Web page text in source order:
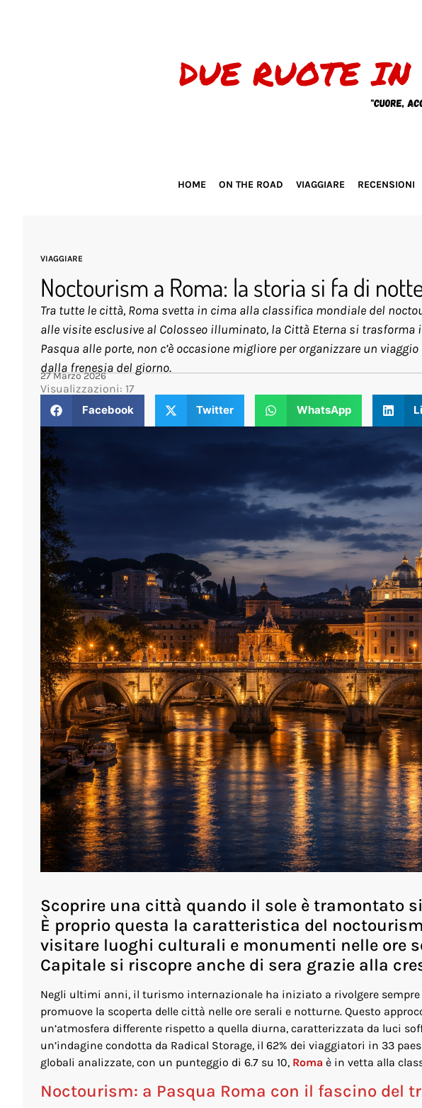
HOME ON THE ROAD VIAGGIARE RECENSIONI
VIAGGIARE
Noctourism a Roma: la storia si fa di
Tra tutte le città, Roma svetta in cima alla classifica mondiale del
alle visite esclusive al Colosseo illuminato, la Città Eterna si
Pasqua alle porte, non c’è occasione migliore per organizzare un
dalla frenesia del giorno.
27 Marzo 2026
Visualizzazioni: 17
Facebook
Twitter WhatsApp
Scoprire una città quando il sole è tramontato
È proprio questa la caratteristica del
visitare luoghi culturali e monumenti nelle ore
Capitale si riscopre anche di sera grazie alla
Negli ultimi anni, il turismo internazionale ha iniziato a rivolgere
promuove la scoperta delle città nelle ore serali e notturne. Questo
un’atmosfera differente rispetto a quella diurna, caratterizzata da luci
un’indagine condotta da Radical Storage, il 62% dei viaggiatori in 33
globali analizzate, con un punteggio di 6.7 su 10, Roma è in vetta alla
Noctourism: a Pasqua Roma con il fascino del